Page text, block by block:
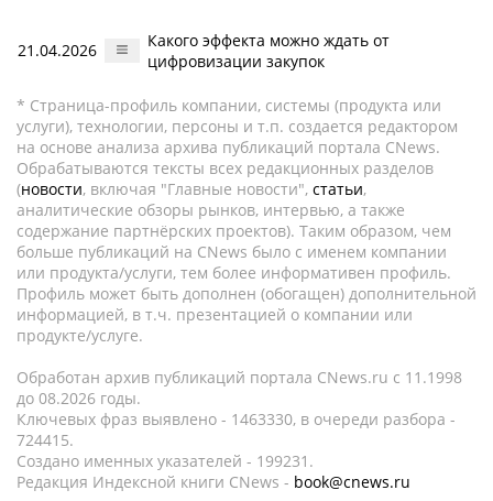
21.04.2026
Какого эффекта можно ждать от
цифровизации закупок
* Страница-профиль компании, системы (продукта или
услуги), технологии, персоны и т.п. создается редактором
на основе анализа архива публикаций портала CNews.
Обрабатываются тексты всех редакционных разделов
(новости, включая "Главные новости", статьи,
аналитические обзоры рынков, интервью, а также
содержание партнёрских проектов). Таким образом, чем
больше публикаций на CNews было с именем компании
или продукта/услуги, тем более информативен профиль.
Профиль может быть дополнен (обогащен) дополнительной
информацией, в т.ч. презентацией о компании или
продукте/услуге.
Обработан архив публикаций портала CNews.ru c 11.1998
до 08.2026 годы.
Ключевых фраз выявлено - 1463330, в очереди разбора -
724415.
Создано именных указателей - 199231.
Редакция Индексной книги CNews - book@cnews.ru